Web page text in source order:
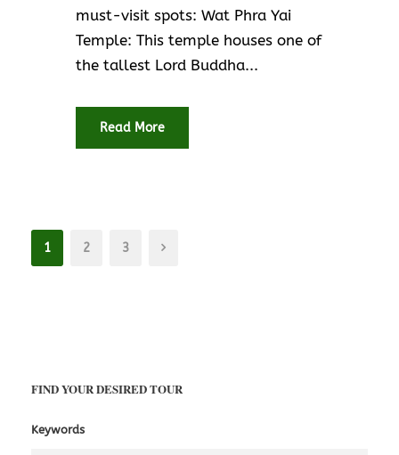
must-visit spots: Wat Phra Yai
Temple: This temple houses one of
the tallest Lord Buddha...
Read More
1 2 3
FIND YOUR DESIRED TOUR
Keywords